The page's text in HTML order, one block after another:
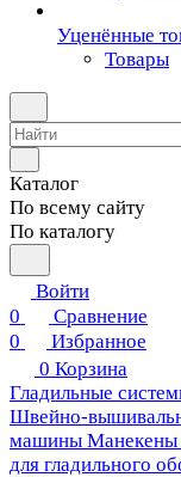
Уценённые
Товары
Каталог
По всему сайту
По каталогу
Войти
0
Сравнение
0
Избранное
0 Корзина
Гладильные
Швейно-
машины Манекены
для гладильного